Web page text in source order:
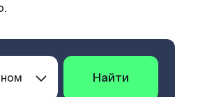
Найти